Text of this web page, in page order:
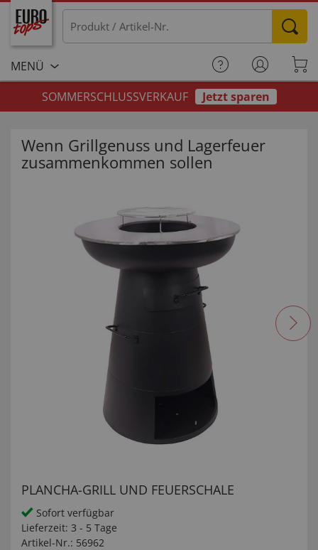
MENÜ
SOMMERSCHLUSSVERKAUF
Jetzt sparen
Wenn Grillgenuss und Lagerfeuer
zusammenkommen sollen
PLANCHA-GRILL UND FEUERSCHALE
Sofort verfügbar
Lieferzeit: 3 - 5 Tage
Artikel-Nr.: 56962